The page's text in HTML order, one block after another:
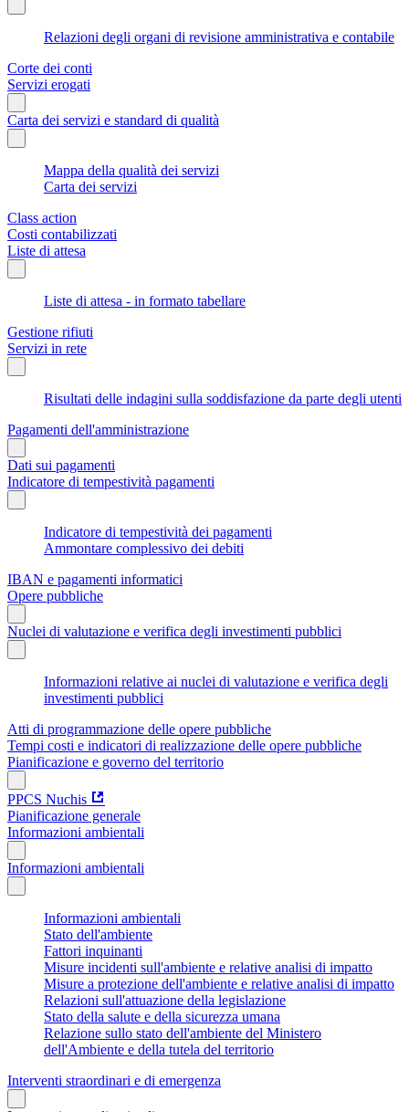
Relazioni degli organi di revisione amministrativa e contabile
Corte dei conti
Servizi erogati
Carta dei servizi e standard di qualità
Mappa della qualità dei servizi
Carta dei servizi
Class action
Costi contabilizzati
Liste di attesa
Liste di attesa - in formato tabellare
Gestione rifiuti
Servizi in rete
Risultati delle indagini sulla soddisfazione da parte degli utenti
Pagamenti dell'amministrazione
Dati sui pagamenti
Indicatore di tempestività pagamenti
Indicatore di tempestività dei pagamenti
Ammontare complessivo dei debiti
IBAN e pagamenti informatici
Opere pubbliche
Nuclei di valutazione e verifica degli investimenti pubblici
Informazioni relative ai nuclei di valutazione e verifica degli
investimenti pubblici
Atti di programmazione delle opere pubbliche
Tempi costi e indicatori di realizzazione delle opere pubbliche
Pianificazione e governo del territorio
PPCS Nuchis
Pianificazione generale
Informazioni ambientali
Informazioni ambientali
Informazioni ambientali
Stato dell'ambiente
Fattori inquinanti
Misure incidenti sull'ambiente e relative analisi di impatto
Misure a protezione dell'ambiente e relative analisi di impatto
Relazioni sull'attuazione della legislazione
Stato della salute e della sicurezza umana
Relazione sullo stato dell'ambiente del Ministero
dell'Ambiente e della tutela del territorio
Interventi straordinari e di emergenza